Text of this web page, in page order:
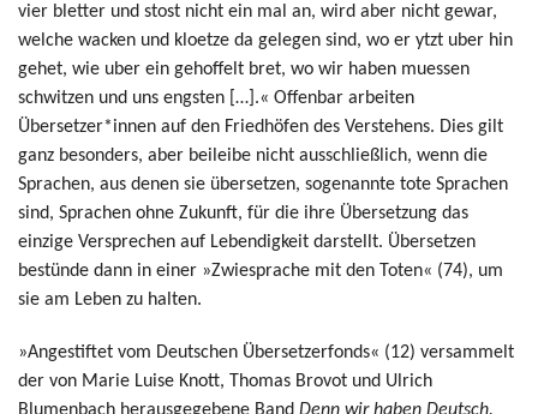
vier bletter und stost nicht ein mal an, wird aber nicht gewar,
welche wacken und kloetze da gelegen sind, wo er ytzt uber hin
gehet, wie uber ein gehoffelt bret, wo wir haben muessen
schwitzen und uns engsten […].« Offenbar arbeiten
Übersetzer*innen auf den Friedhöfen des Verstehens. Dies gilt
ganz besonders, aber beileibe nicht ausschließlich, wenn die
Sprachen, aus denen sie übersetzen, sogenannte tote Sprachen
sind, Sprachen ohne Zukunft, für die ihre Übersetzung das
einzige Versprechen auf Lebendigkeit darstellt. Übersetzen
bestünde dann in einer »Zwiesprache mit den Toten« (74), um
sie am Leben zu halten.
»Angestiftet vom Deutschen Übersetzerfonds« (12) versammelt
der von Marie Luise Knott, Thomas Brovot und Ulrich
Blumenbach herausgegebene Band Denn wir haben Deutsch.